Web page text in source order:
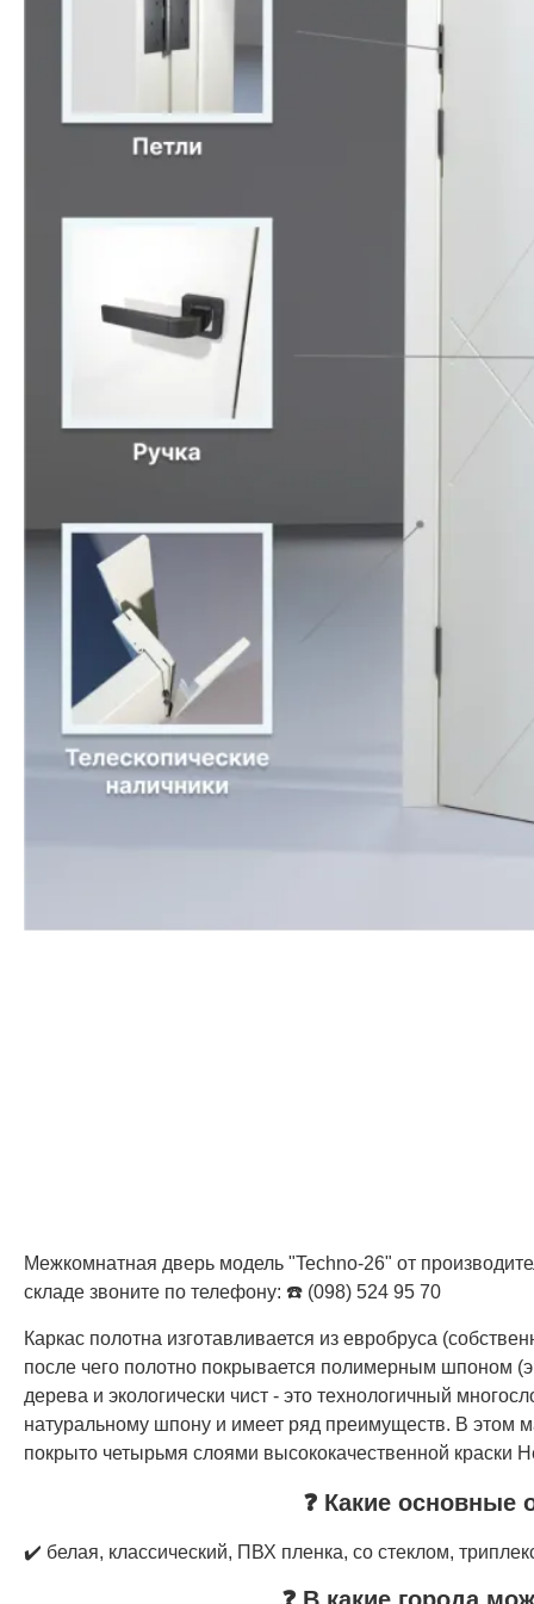
Межкомнатная дверь модель "Techno-26" от
складе звоните по телефону: ☎️ (098) 524 95 70
Каркас полотна изготавливается из евробруса
после чего полотно покрывается полимерным шпоном
дерева и экологически чист - это технологичный
натуральному шпону и имеет ряд преимуществ. В этом
покрыто четырьмя слоями высококачественной краски
❓ Какие основные
✔️ белая, классический, ПВХ пленка, со стеклом,
❓ В какие города